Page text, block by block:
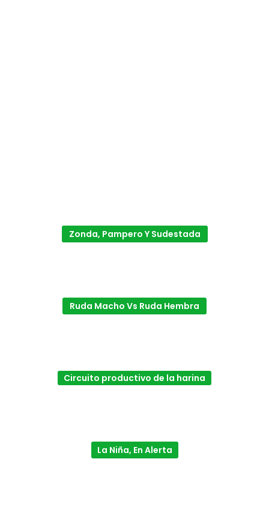
Zonda, Pampero Y Sudestada
Ruda Macho Vs Ruda Hembra
Circuito productivo de la harina
La Niña, En Alerta